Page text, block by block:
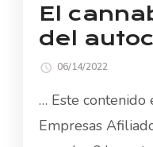
El
del
06/14/2022
… Este contenido
Empresas